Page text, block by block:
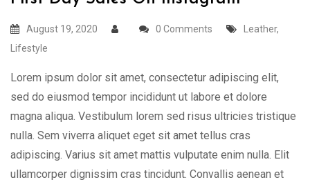
August 19, 2020 0 Comments Leather,
Lifestyle
Lorem ipsum dolor sit amet, consectetur adipiscing elit,
sed do eiusmod tempor incididunt ut labore et dolore
magna aliqua. Vestibulum lorem sed risus ultricies tristique
nulla. Sem viverra aliquet eget sit amet tellus cras
adipiscing. Varius sit amet mattis vulputate enim nulla. Elit
ullamcorper dignissim cras tincidunt. Convallis aenean et